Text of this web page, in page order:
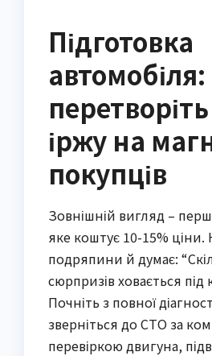
Підготовка
автомобіля:
іржу на
покупців
Зовнішній вигляд –
яке коштує 10-15% ціни.
подряпини й думає:
сюрпризів ховається під
Почніть з повної
зверніться до СТО за
перевіркою двигуна,